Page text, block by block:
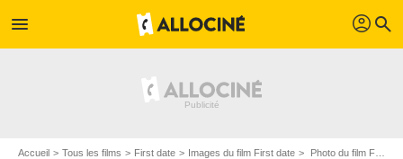
menu profil search
Accueil Tous les films First date Images du film First date Photo du film First date - Photo 6